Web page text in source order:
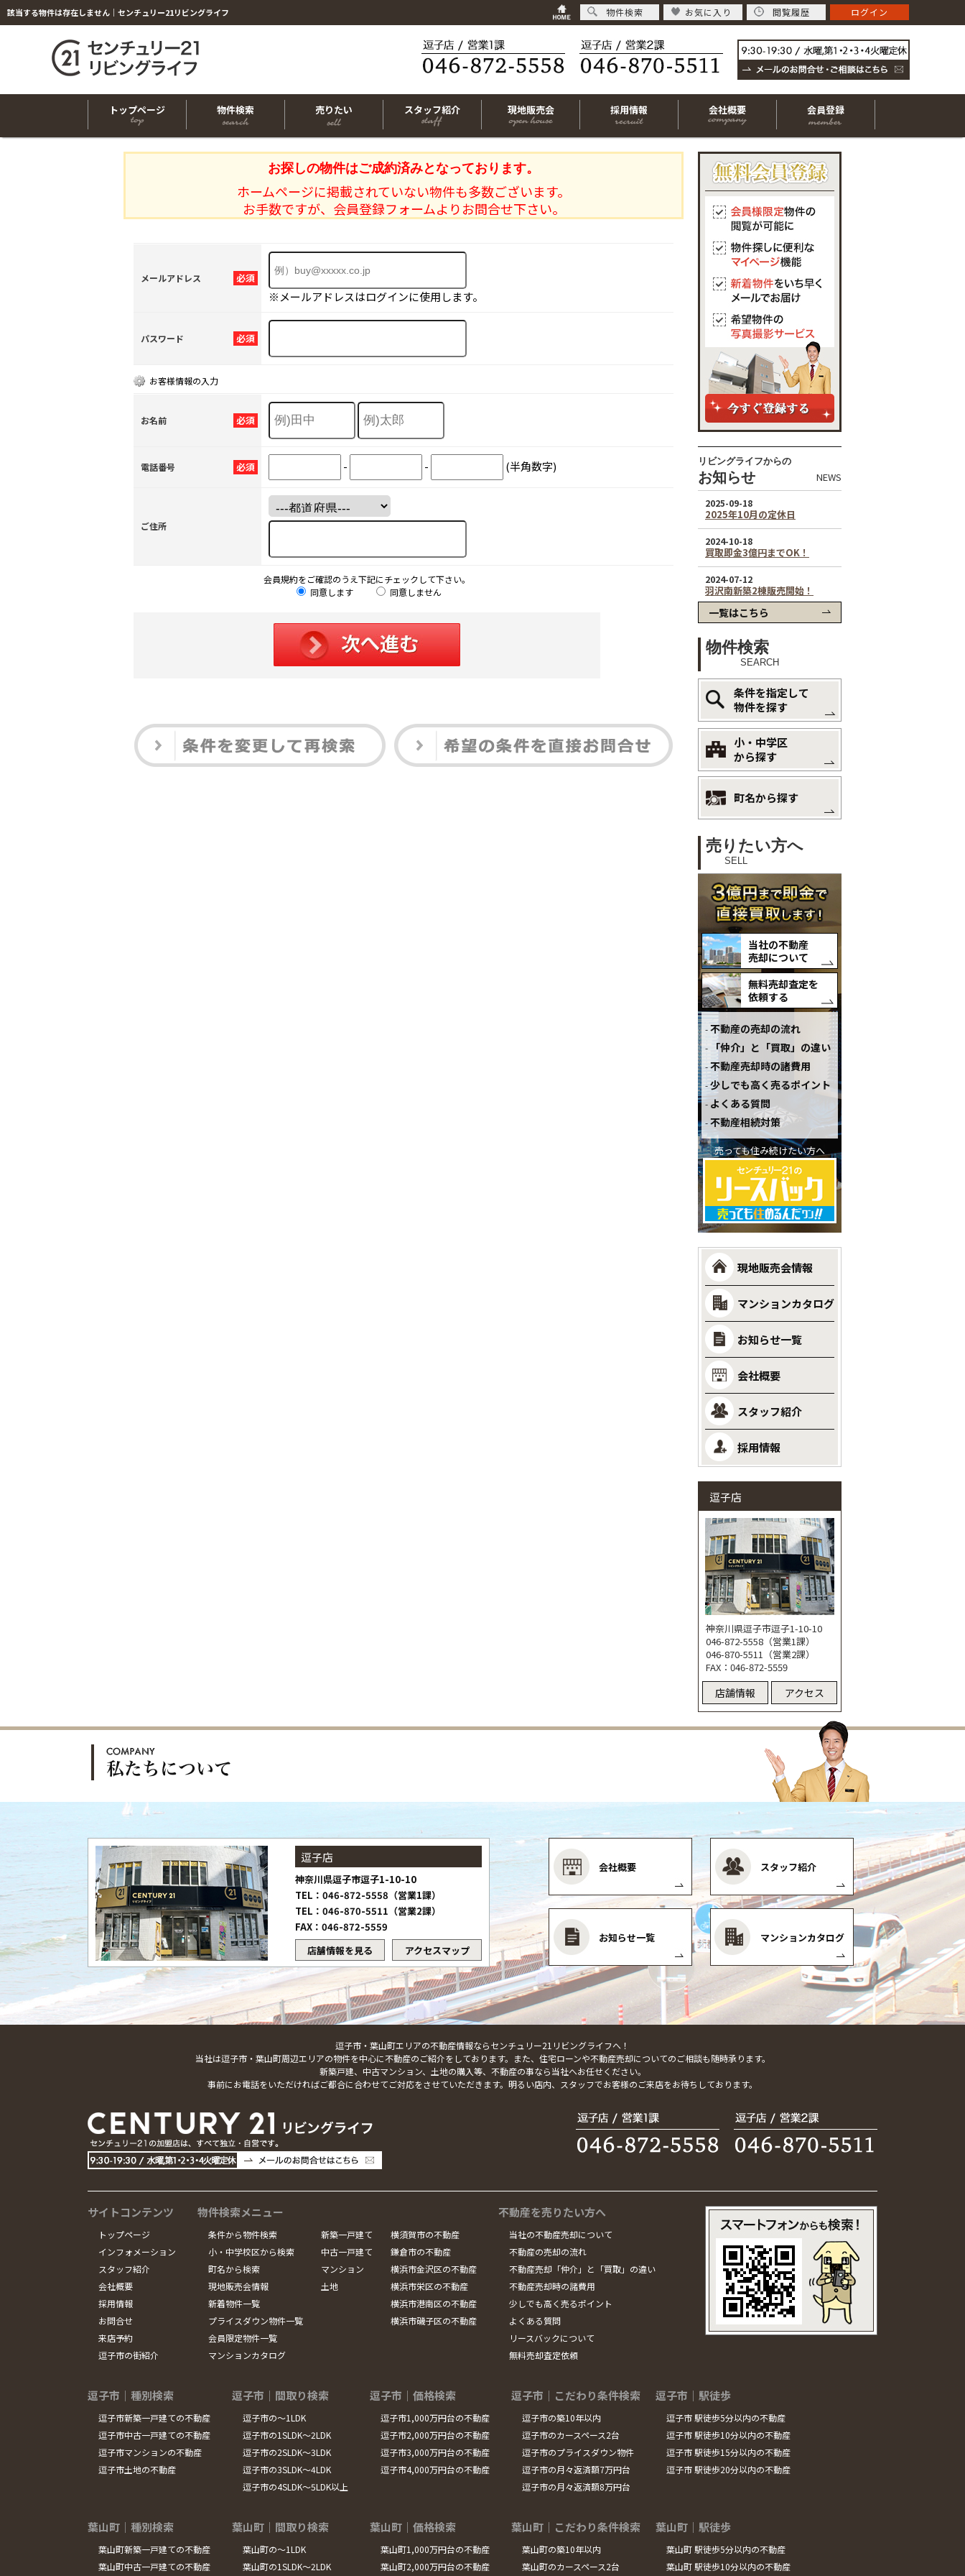
該当する物件は存在しません｜センチュリー21リビングライフ
トップページ 物件検索 売りたい スタッフ紹介 現地販売会 採用情報 会社概要 会員登録
お探しの物件はご成約済みとなっております。
ホームページに掲載されていない物件も多数ございます。
お手数ですが、会員登録フォームよりお問合せ下さい。
必須
メールアドレス
※メールアドレスはログインに使用します。
必須
パスワード
お客様情報の入力
必須
お名前
必須
電話番号 - - (半角数字)
ご住所
会員規約をご確認のうえ下記にチェックして下さい。
同意します
同意しません
リビングライフからの
お知らせ NEWS
一覧はこちら
物件検索
SEARCH
条件を指定して
物件を探す
小・中学区
から探す
町名から探す
売りたい方へ
SELL
当社の不動産
売却について
無料売却査定を
依頼する
不動産の売却の流れ
「仲介」と「買取」の違い
不動産売却時の諸費用
少しでも高く売るポイント
よくある質問
不動産相続対策
売っても住み続けたい方へ
現地販売会情報
マンションカタログ
お知らせ一覧
会社概要
スタッフ紹介
採用情報
逗子店
神奈川県逗子市逗子1-10-10
046-872-5558（営業1課）
046-870-5511（営業2課）
FAX：046-872-5559
店舗情報 アクセス
逗子店
神奈川県逗子市逗子1-10-10
TEL：046-872-5558（営業1課）
TEL：046-870-5511（営業2課）
FAX：046-872-5559
店舗情報を見る
アクセスマップ
会社概要 スタッフ紹介
お知らせ一覧 マンションカタログ
逗子市・葉山町エリアの不動産情報ならセンチュリー21リビングライフへ！
当社は逗子市・葉山町周辺エリアの物件を中心に不動産のご紹介をしております。また、住宅ローンや不動産売却についてのご相談も随時承ります。
新築戸建、中古マンション、土地の購入等、不動産の事なら当社へお任せください。
事前にお電話をいただければご都合に合わせてご対応をさせていただきます。明るい店内、スタッフでお客様のご来店をお待ちしております。
サイトコンテンツ
トップページ
インフォメーション
スタッフ紹介
会社概要
採用情報
お問合せ
来店予約
逗子市の街紹介
物件検索メニュー
条件から物件検索
小・中学校区から検索
町名から検索
現地販売会情報
新着物件一覧
プライスダウン物件一覧
会員限定物件一覧
マンションカタログ
新築一戸建て
中古一戸建て
マンション
土地
横須賀市の不動産
鎌倉市の不動産
横浜市金沢区の不動産
横浜市栄区の不動産
横浜市港南区の不動産
横浜市磯子区の不動産
不動産を売りたい方へ
当社の不動産売却について
不動産の売却の流れ
不動産売却「仲介」と「買取」の違い
不動産売却時の諸費用
少しでも高く売るポイント
よくある質問
リースバックについて
無料売却査定依頼
逗子市｜種別検索
逗子市新築一戸建ての不動産
逗子市中古一戸建ての不動産
逗子市マンションの不動産
逗子市土地の不動産
逗子市｜間取り検索
逗子市の～1LDK
逗子市の1SLDK～2LDK
逗子市の2SLDK～3LDK
逗子市の3SLDK～4LDK
逗子市の4SLDK～5LDK以上
逗子市｜価格検索
逗子市1,000万円台の不動産
逗子市2,000万円台の不動産
逗子市3,000万円台の不動産
逗子市4,000万円台の不動産
逗子市｜こだわり条件検索
逗子市の築10年以内
逗子市のカースペース2台
逗子市のプライスダウン物件
逗子市の月々返済額7万円台
逗子市の月々返済額8万円台
逗子市｜駅徒歩
逗子市 駅徒歩5分以内の不動産
逗子市 駅徒歩10分以内の不動産
逗子市 駅徒歩15分以内の不動産
逗子市 駅徒歩20分以内の不動産
葉山町｜種別検索
葉山町新築一戸建ての不動産
葉山町中古一戸建ての不動産
葉山町｜間取り検索
葉山町の～1LDK
葉山町の1SLDK～2LDK
葉山町｜価格検索
葉山町1,000万円台の不動産
葉山町2,000万円台の不動産
葉山町｜こだわり条件検索
葉山町の築10年以内
葉山町のカースペース2台
葉山町｜駅徒歩
葉山町 駅徒歩5分以内の不動産
葉山町 駅徒歩10分以内の不動産
物件検索 お気に入り 閲覧履歴 ログイン